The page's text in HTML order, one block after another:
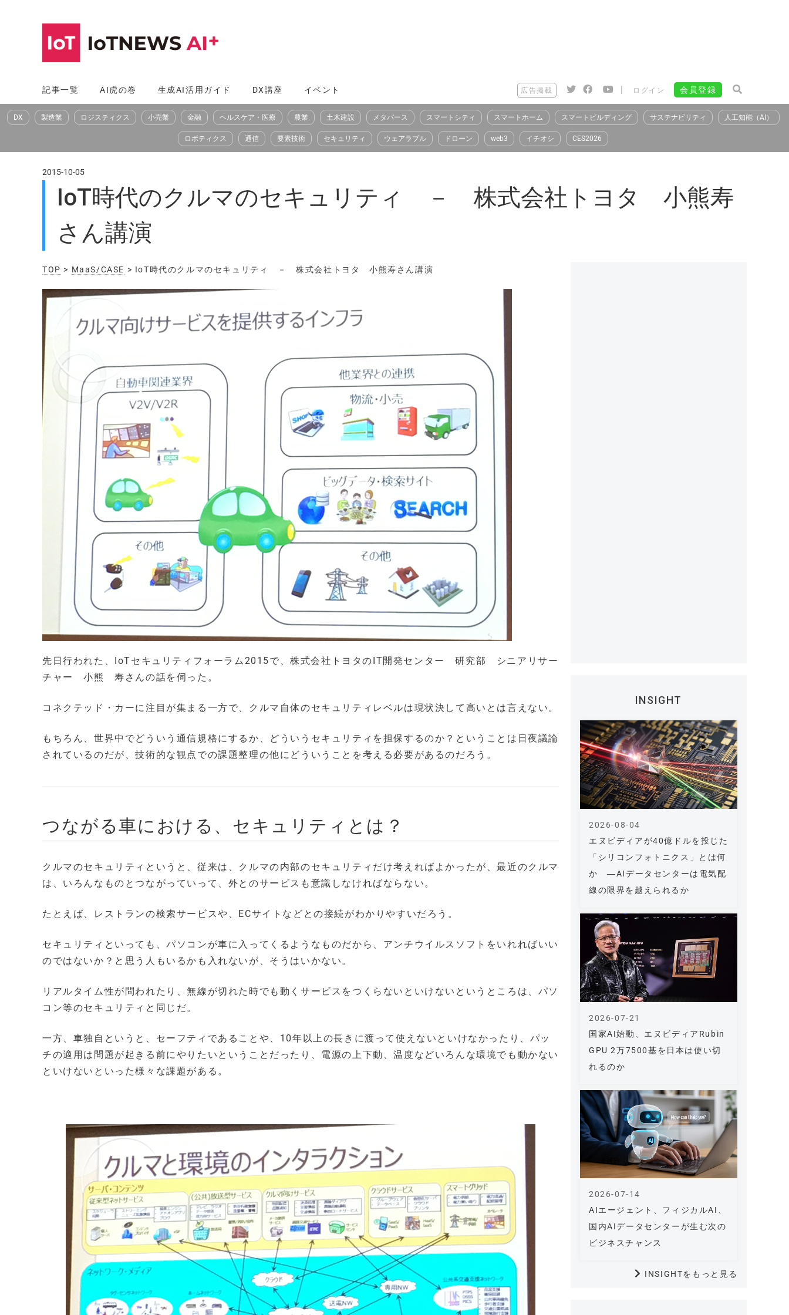
へ
ス
記事一覧 AI虎の巻 生成AI活用ガイド DX講座 イベント 広告掲載 | ログイン 会員登録
DX 製造業 ロジスティクス 小売業 金融 ヘルスケア・医療 農業 土木建設 メタバース スマートシティ スマートホーム スマートビルディング サステナビリティ 人工知能（AI）
ロボティクス 通信 要素技術 セキュリティ ウェアラブル ドローン web3 イチオシ CES2026
2015-10-05
IoT時代のクルマのセキュリティ － 株式会社トヨタ 小熊寿
さん講演
TOP > MaaS/CASE > IoT時代のクルマのセキュリティ － 株式会社トヨタ 小熊寿さん講演
先日行われた、IoTセキュリティフォーラム2015で、株式会社トヨタのIT開発センター 研究部 シニアリサー
チャー 小熊 寿さんの話を伺った。
コネクテッド・カーに注目が集まる一方で、クルマ自体のセキュリティレベルは現状決して高いとは言えない。
もちろん、世界中でどういう通信規格にするか、どういうセキュリティを担保するのか？ということは日夜議論
されているのだが、技術的な観点での課題整理の他にどういうことを考える必要があるのだろう。
つながる車における、セキュリティとは？
クルマのセキュリティというと、従来は、クルマの内部のセキュリティだけ考えればよかったが、最近のクルマ
は、いろんなものとつながっていって、外とのサービスも意識しなければならない。
たとえば、レストランの検索サービスや、ECサイトなどとの接続がわかりやすいだろう。
セキュリティといっても、パソコンが車に入ってくるようなものだから、アンチウイルスソフトをいれればいい
のではないか？と思う人もいるかも入れないが、そうはいかない。
リアルタイム性が問われたり、無線が切れた時でも動くサービスをつくらないといけないというところは、パソ
コン等のセキュリティと同じだ。
一方、車独自というと、セーフティであることや、10年以上の長きに渡って使えないといけなかったり、パッ
チの適用は問題が起きる前にやりたいということだったり、電源の上下動、温度などいろんな環境でも動かない
といけないといった様々な課題がある。
INSIGHT
エヌビディアが40億ドルを投じた
「シリコンフォトニクス」とは何
か ―AIデータセンターは電気配
線の限界を越えられるか
2026-08-04
国家AI始動、エヌビディアRubin
GPU 2万7500基を日本は使い切
れるのか
2026-07-21
AIエージェント、フィジカルAI、
国内AIデータセンターが生む次の
ビジネスチャンス
2026-07-14
INSIGHTをもっと見る